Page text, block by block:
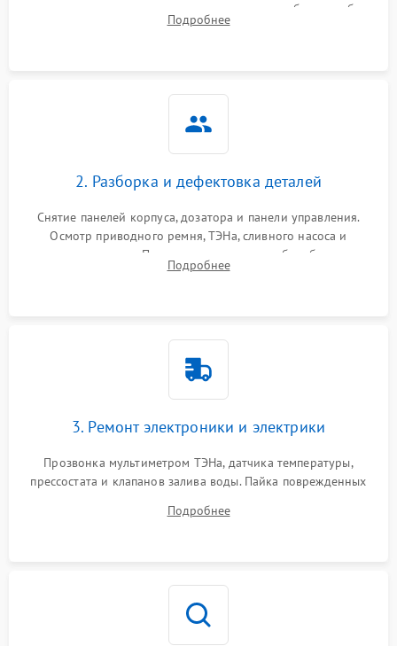
выявления посторонних шумов, протечек или сбоев в работе
электронного модуля управления.
Подробнее
2. Разборка и дефектовка деталей
Снятие панелей корпуса, дозатора и панели управления.
Осмотр приводного ремня, ТЭНа, сливного насоса и
амортизаторов. Проверка подшипников барабана и
крестовины на износ, а манжеты люка на разрывы.
Подробнее
3. Ремонт электроники и электрики
Прозвонка мультиметром ТЭНа, датчика температуры,
прессостата и клапанов залива воды. Пайка поврежденных
Восстановление целостности проводки и контактов.
Подробнее